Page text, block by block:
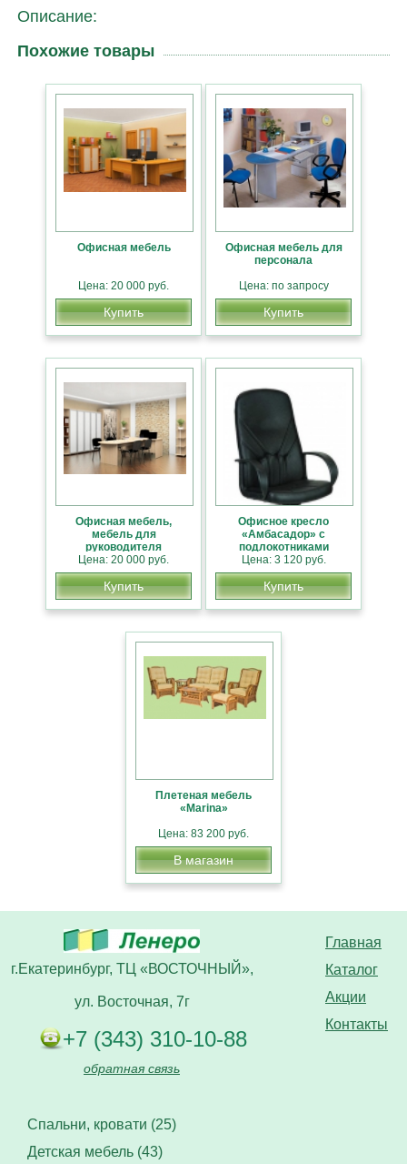
Описание:
Похожие товары
Офисная мебель
Цена: 20 000 руб.
Купить
Офисная мебель для
персонала
Цена: по запросу
Купить
Офисная мебель,
мебель для
руководителя
Цена: 20 000 руб.
Купить
Офисное кресло
«Амбасадор» с
подлокотниками
Цена: 3 120 руб.
Купить
Плетеная мебель
«Marina»
Цена: 83 200 руб.
В магазин
Главная
Каталог
Акции
Контакты
г.Екатеринбург, ТЦ «ВОСТОЧНЫЙ»,
ул. Восточная, 7г
+7 (343) 310-10-88
обратная связь
Спальни, кровати (25)
Детская мебель (43)